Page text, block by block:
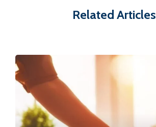
Related Articles